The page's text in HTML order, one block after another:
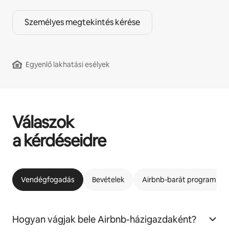
Személyes megtekintés kérése
Egyenlő lakhatási esélyek
Válaszok
a kérdéseidre
Vendégfogadás Bevételek Airbnb-barát program
Hogyan vágjak bele Airbnb-házigazdaként?